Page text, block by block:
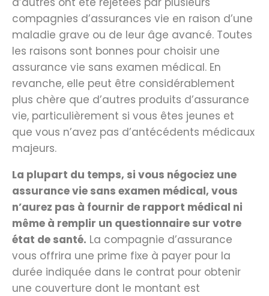
compagnies d’assurances vie en raison d’une
maladie grave ou de leur âge avancé. Toutes
les raisons sont bonnes pour choisir une
assurance vie sans examen médical. En
revanche, elle peut être considérablement
plus chère que d’autres produits d’assurance
vie, particulièrement si vous êtes jeunes et
que vous n’avez pas d’antécédents médicaux
majeurs.
La plupart du temps, si vous négociez une
assurance vie sans examen médical, vous
n’aurez pas à fournir de rapport médical ni
même à remplir un questionnaire sur votre
état de santé. La compagnie d’assurance
vous offrira une prime fixe à payer pour la
durée indiquée dans le contrat pour obtenir
une couverture dont le montant est